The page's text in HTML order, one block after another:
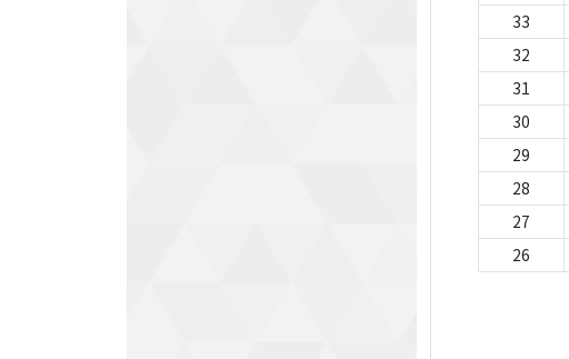
33
32
31
30
29
28
27
26